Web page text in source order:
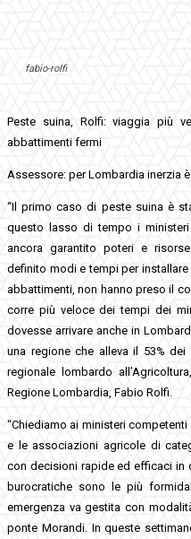
fabio-rolfi
Peste suina, Rolfi: viaggia più
abbattimenti fermi
Assessore: per Lombardia inerzia
“Il primo caso di peste suina è
questo lasso di tempo i
ancora garantito poteri e
definito modi e tempi per
abbattimenti, non hanno preso il
corre più veloce dei tempi dei
dovesse arrivare anche in
una regione che alleva il 53%
regionale lombardo
Regione Lombardia, Fabio Rolfi.
“Chiediamo ai ministeri
e le associazioni agricole di
con decisioni rapide ed efficaci in
burocratiche sono le più
emergenza va gestita con
ponte Morandi. In queste